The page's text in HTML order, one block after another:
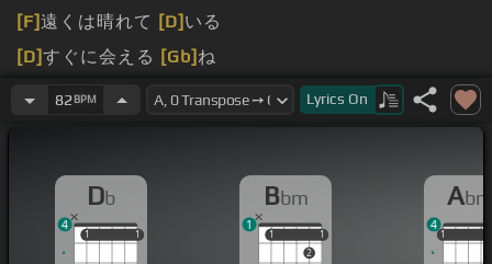
[F]遠くは晴れて [D] いる
[D]すぐに会える [Gb] ね
そして 星が[Ebm] 降るから
82 BPM Lyrics On
Db
1 1
1 1
4
Bbm
1
2
1
1 1
1
Abm
11
4